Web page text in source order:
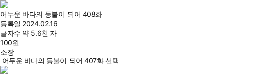
어두운 바다의 등불이 되어 408화
등록일 2024.02.16
글자수 약 5.6천 자
100원
소장
어두운 바다의 등불이 되어 407화 선택